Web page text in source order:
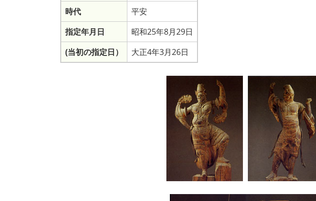
時代
平安
指定年月日
昭和25年8月29日
(当初の指定日）
大正4年3月26日